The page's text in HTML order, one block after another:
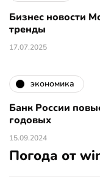
Бизнес новости
тренды
17.07.2025
экономика
Банк России
годовых
15.09.2024
Погода от